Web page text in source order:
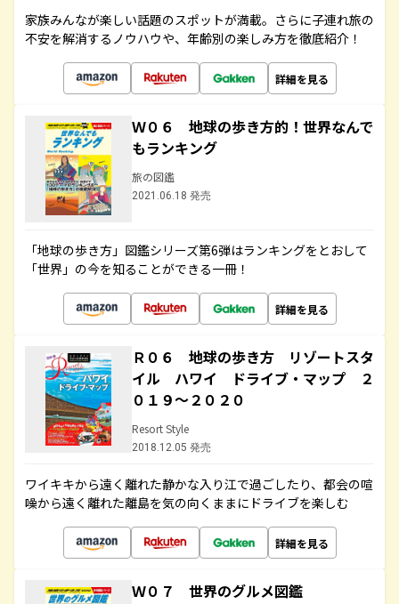
家族みんなが楽しい話題のスポットが満載。さらに子連れ旅の
不安を解消するノウハウや、年齢別の楽しみ方を徹底紹介！
詳細を見る
Ｗ０６ 地球の歩き方的！世界なんで
もランキング
旅の図鑑
2021.06.18 発売
「地球の歩き方」図鑑シリーズ第6弾はランキングをとおして
「世界」の今を知ることができる一冊！
詳細を見る
Ｒ０６ 地球の歩き方 リゾートスタ
イル ハワイ ドライブ・マップ ２
０１９～２０２０
Resort Style
2018.12.05 発売
ワイキキから遠く離れた静かな入り江で過ごしたり、都会の喧
噪から遠く離れた離島を気の向くままにドライブを楽しむ
詳細を見る
Ｗ０７ 世界のグルメ図鑑